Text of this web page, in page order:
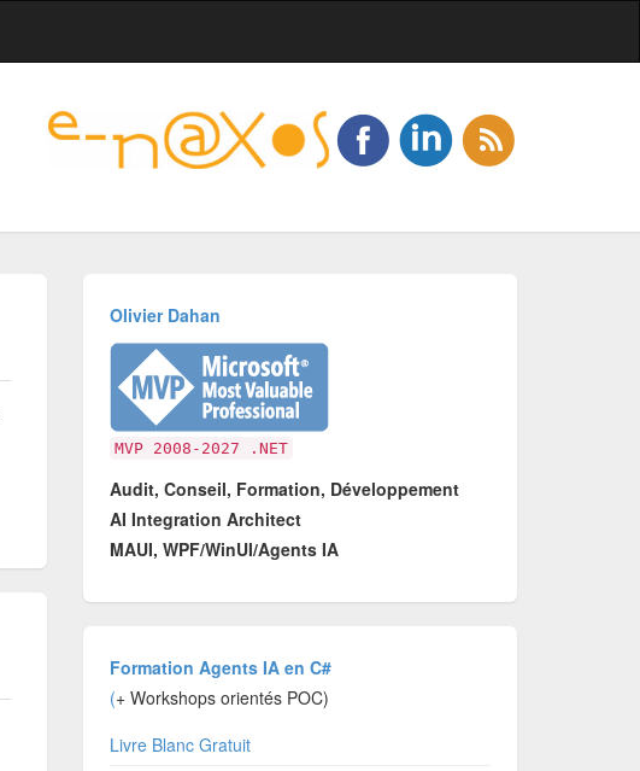
Olivier Dahan
MVP 2008-2027 .NET
Audit, Conseil, Formation, Développement
AI Integration Architect
MAUI, WPF/WinUI/Agents IA
Formation Agents IA en C#
(+ Workshops orientés POC)
Livre Blanc Gratuit